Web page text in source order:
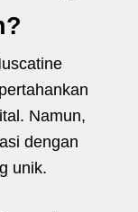
Namun,
dengan
unik.